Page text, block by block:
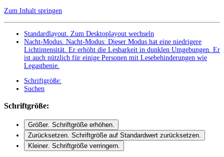
Zum Inhalt springen
Standardlayout. Zum Desktoplayout wechseln
Nacht-Modus. Nacht-Modus: Dieser Modus hat eine niedrigere
Lichtintensität. Er erhöht die Lesbarkeit in dunklen Umgebungen. Er
ist auch nützlich für einige Personen mit Lesebehinderungen wie
Legasthenie.
Schriftgröße:
Suchen
Schriftgröße:
Größer. Schriftgröße erhöhen.
Zurücksetzen . Schriftgröße auf Standardwert zurücksetzen.
Kleiner. Schriftgröße verringern.